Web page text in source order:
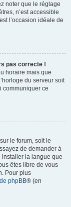
noter que le réglage
n’est accessible
l’occasion idéale de
pas correcte !
horaire mais que
du serveur soit
communiquer ce
le forum, soit le
de demander à
installer la langue que
êtes libre de vous
Pour plus
phpBB® (en